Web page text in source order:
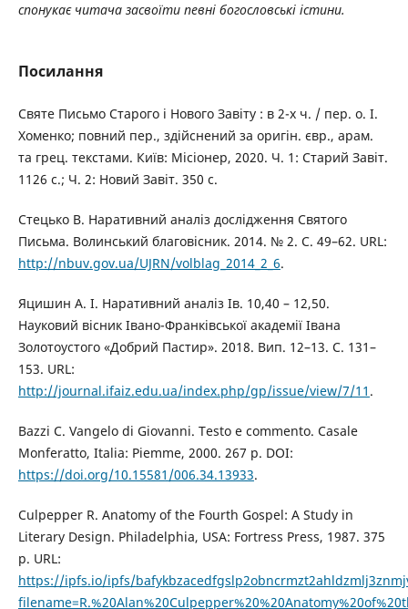
спонукає читача засвоїти певні богословські істини.
Посилання
Святе Письмо Старого і Нового Завіту : в 2-х ч. / пер. о. І.
Хоменко; повний пер., здійснений за оригін. євр., арам.
та грец. текстами. Київ: Місіонер, 2020. Ч. 1: Старий Завіт.
1126 с.; Ч. 2: Новий Завіт. 350 с.
Стецько В. Наративний аналіз дослідження Святого
Письма. Волинський благовісник. 2014. № 2. С. 49–62. URL:
http://nbuv.gov.ua/UJRN/volblag_2014_2_6.
Яцишин А. І. Наративний аналіз Ів. 10,40 – 12,50.
Науковий вісник Івано-Франківської академії Івана
Золотоустого «Добрий Пастир». 2018. Вип. 12–13. С. 131–
153. URL:
http://journal.ifaiz.edu.ua/index.php/gp/issue/view/7/11 .
Bazzi C. Vangelo di Giovanni. Testo e commento. Casale
Monferatto, Italia: Piemme, 2000. 267 p. DOI:
https://doi.org/10.15581/006.34.13933.
Culpepper R. Anatomy of the Fourth Gospel: A Study in
Literary Design. Philadelphia, USA: Fortress Press, 1987. 375
р. URL:
https://ipfs.io/ipfs/